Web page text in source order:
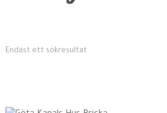
Endast ett sökresultat